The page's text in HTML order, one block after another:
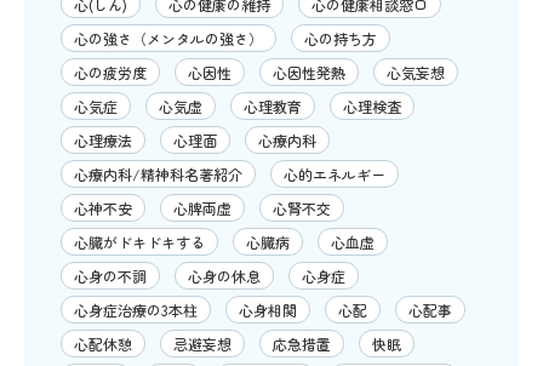
心(しん)
心の健康の維持
心の健康相談窓口
心の強さ（メンタルの強さ）
心の持ち方
心の疲労度
心因性 心因性発熱
心気妄想
心気症
心気虚 心理教育
心理検査
心理療法
心理面
心療内科
心療内科/精神科名著紹介
心的エネルギー
心神不安
心脾両虚
心腎不交
心臓がドキドキする
心臓病
心血虚
心身の不調
心身の休息
心身症
心身症治療の3本柱
心身相関 心配
心配事
心配休憩
忌避妄想 応急措置
快眠